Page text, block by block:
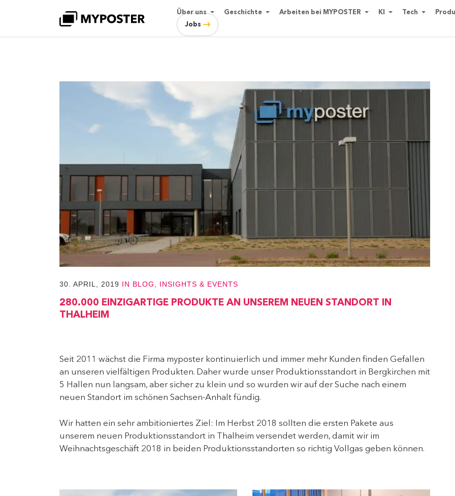
Über uns Geschichte Arbeiten bei MYPOSTER KI Tech
Jobs
30. APRIL, 2019 IN BLOG , INSIGHTS & EVENTS
280.000 EINZIGARTIGE PRODUKTE AN UNSEREM NEUEN STANDORT IN
THALHEIM
Seit 2011 wächst die Firma myposter kontinuierlich und immer mehr Kunden finden Gefallen
an unseren vielfältigen Produkten. Daher wurde unser Produktionsstandort in Bergkirchen mit
5 Hallen nun langsam, aber sicher zu klein und so wurden wir auf der Suche nach einem
neuen Standort im schönen Sachsen-Anhalt fündig.
Wir hatten ein sehr ambitioniertes Ziel: Im Herbst 2018 sollten die ersten Pakete aus
unserem neuen Produktionsstandort in Thalheim versendet werden, damit wir im
Weihnachtsgeschäft 2018 in beiden Produktionsstandorten so richtig Vollgas geben können.